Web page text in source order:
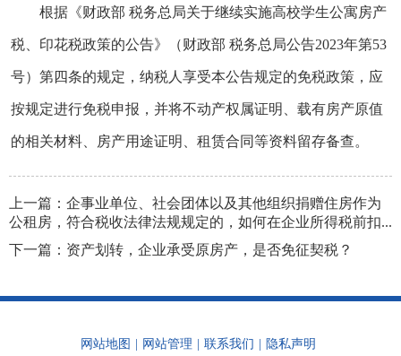
根据《财政部 税务总局关于继续实施高校学生公寓房产
税、印花税政策的公告》（财政部 税务总局公告2023年第53
号）第四条的规定，纳税人享受本公告规定的免税政策，应
按规定进行免税申报，并将不动产权属证明、载有房产原值
的相关材料、房产用途证明、租赁合同等资料留存备查。
上一篇： 企事业单位、社会团体以及其他组织捐赠住房作为
公租房，符合税收法律法规规定的，如何在企业所得税前扣...
下一篇： 资产划转，企业承受原房产，是否免征契税？
网站地图 网站管理 联系我们
隐私声明